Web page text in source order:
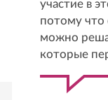
участие в
потому что
можно
которые